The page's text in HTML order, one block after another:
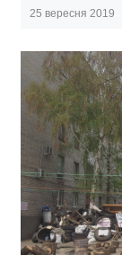
25 вересня 2019